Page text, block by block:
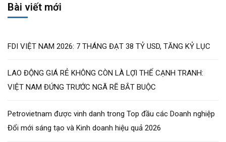
Bài viết mới
FDI VIỆT NAM 2026: 7 THÁNG ĐẠT 38 TỶ USD, TĂNG KỶ LỤC
LAO ĐỘNG GIÁ RẺ KHÔNG CÒN LÀ LỢI THẾ CẠNH TRANH:
VIỆT NAM ĐỨNG TRƯỚC NGÃ RẼ BẮT BUỘC
Petrovietnam được vinh danh trong Top đầu các Doanh nghiệp
Đổi mới sáng tạo và Kinh doanh hiệu quả 2026